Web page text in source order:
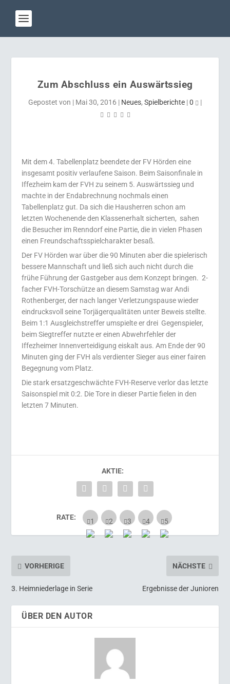
Zum Abschluss ein Auswärtssieg
Gepostet von | Mai 30, 2016 | Neues, Spielberichte |0 |
Mit dem 4. Tabellenplatz beendete der FV Hörden eine
insgesamt positiv verlaufene Saison. Beim Saisonfinale in
Iffezheim kam der FVH zu seinem 5. Auswärtssieg und
machte in der Endabrechnung nochmals einen
Tabellenplatz gut. Da sich die Hausherren schon am
letzten Wochenende den Klassenerhalt sicherten, sahen
die Besucher im Renndorf eine Partie, die in vielen Phasen
einen Freundschaftsspielcharakter besaß.
Der FV Hörden war über die 90 Minuten aber die spielerisch
bessere Mannschaft und ließ sich auch nicht durch die
frühe Führung der Gastgeber aus dem Konzept bringen. 2-
facher FVH-Torschütze an diesem Samstag war Andi
Rothenberger, der nach langer Verletzungspause wieder
eindrucksvoll seine Torjägerqualitäten unter Beweis stellte.
Beim 1:1 Ausgleichstreffer umspielte er drei Gegenspieler,
beim Siegtreffer nutzte er einen Abwehrfehler der
Iffezheimer Innenverteidigung eiskalt aus. Am Ende der 90
Minuten ging der FVH als verdienter Sieger aus einer fairen
Begegnung vom Platz.
Die stark ersatzgeschwächte FVH-Reserve verlor das letzte
Saisonspiel mit 0:2. Die Tore in dieser Partie fielen in den
letzten 7 Minuten.
AKTIE:
RATE:
VORHERIGE
3. Heimniederlage in Serie
NÄCHSTE
Ergebnisse der Junioren
ÜBER DEN AUTOR